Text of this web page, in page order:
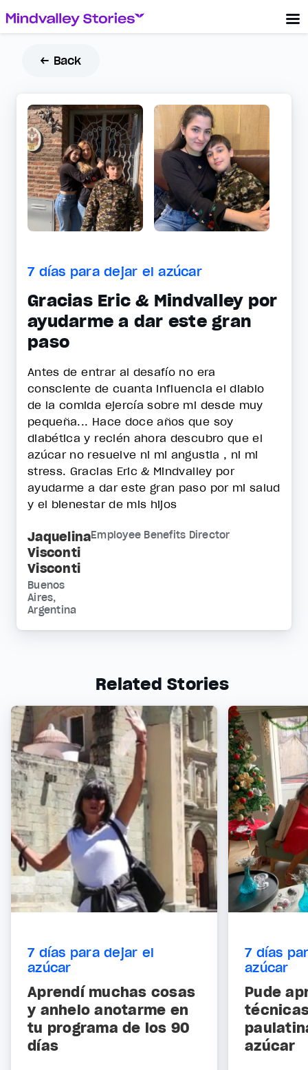
← Back
7 días para dejar el azúcar
Gracias Eric & Mindvalley por
ayudarme a dar este gran
paso
Antes de entrar al desafío no era
consciente de cuanta influencia el diablo
de la comida ejercía sobre mi desde muy
pequeña... Hace doce años que soy
diabética y recién ahora descubro que el
azúcar no resuelve ni mi angustia , ni mi
stress. Gracias Eric & Mindvalley por
ayudarme a dar este gran paso por mi salud
y el bienestar de mis hijos
Jaquelina
Visconti
Visconti
Employee Benefits Director
Buenos
Aires,
Argentina
Related Stories
7 días para dejar el
azúcar
Aprendí muchas cosas
y anhelo anotarme en
tu programa de los 90
días
7 días
azúcar
Pude
azúcar